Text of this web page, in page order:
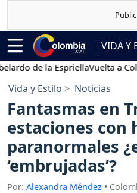
VIDA Y
de la EspriellaVuelta a
Vida y Estilo Noticias
Fantasmas en
estaciones con
paranormales
‘embrujadas’?
Por: Alexandra Méndez •